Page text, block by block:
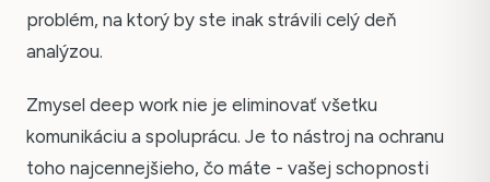
problém, na ktorý by ste inak strávili celý deň
analýzou.
Zmysel deep work nie je eliminovať všetku
komunikáciu a spoluprácu. Je to nástroj na ochranu
toho najcennejšieho, čo máte - vašej schopnosti